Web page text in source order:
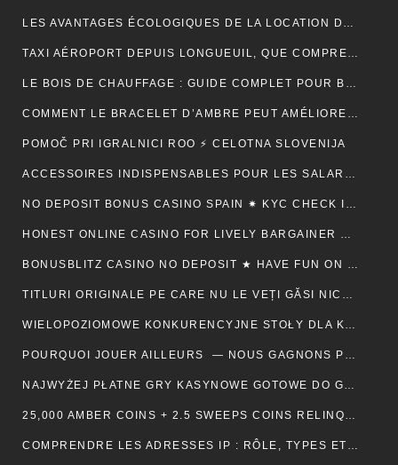
LES AVANTAGES ÉCOLOGIQUES DE LA LOCATION DE BENNE
TAXI AÉROPORT DEPUIS LONGUEUIL, QUE COMPREND RÉELLEMENT LE PRIX ANNONCÉ ?
LE BOIS DE CHAUFFAGE : GUIDE COMPLET POUR BIEN CHOISIR SON COMBUSTIBLE
COMMENT LE BRACELET D’AMBRE PEUT AMÉLIORER VOTRE QUOTIDIEN
POMOČ PRI IGRALNICI ROO ⚡ CELOTNA SLOVENIJA
ACCESSOIRES INDISPENSABLES POUR LES SALARIÉS EN DÉPLACEMENT PROFESSIONNEL
NO DEPOSIT BONUS CASINO SPAIN ✷ KYC CHECK IN CANADA 🍀
HONEST ONLINE CASINO FOR LIVELY BARGAINER BACK ⚡️ CA ♦️
BONUSBLITZ CASINO NO DEPOSIT ★ HAVE FUN ON MULTIPLE PLATFORMS AUTOMATICALLY CANADIAN FEDERATION 💸
TITLURI ORIGINALE PE CARE NU LE VEȚI GĂSI NICĂIERI ALTUNDEVA. ♬ CONSTANȚA 🔮
WIELOPOZIOMOWE KONKURENCYJNE STOŁY DLA KAŻDEGO POZIOMU UMIEJĘTNOŚCI · RZECZPOSPOLITA POLSKA 💵
POURQUOI JOUER AILLEURS — NOUS GAGNONS PLUS ! — RÉPUBLIQUE FRANÇAISE 💵
NAJWYŻEJ PŁATNE GRY KASYNOWE GOTOWE DO GRY — POLSKA REGION CLAIM YOUR REWARD
25,000 AMBER COINS + 2.5 SWEEPS COINS RELINQUISH ALONG SIGN IMPROVING • IE 🏦
COMPRENDRE LES ADRESSES IP : RÔLE, TYPES ET UTILITÉ AU QUOTIDIEN